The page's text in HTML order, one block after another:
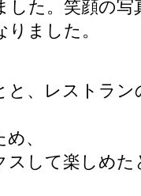
した。笑顔の写
ました。
と、レストラン
、
スして楽しめ